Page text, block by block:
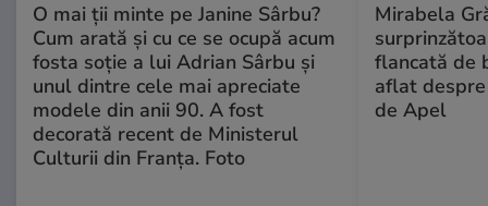
O mai ții minte pe Janine Sârbu?
Cum arată și cu ce se ocupă acum
fosta soție a lui Adrian Sârbu și
unul dintre cele mai apreciate
modele din anii 90. A fost
decorată recent de Ministerul
Culturii din Franța. Foto
Mirabela
flancată de
aflat
de Apel